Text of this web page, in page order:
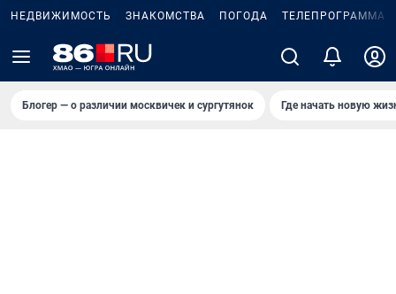
НЕДВИЖИМОСТЬ ЗНАКОМСТВА ПОГОДА ТЕЛЕПРОГРАММА
Блогер — о различии москвичек и сургутянок Где начать новую